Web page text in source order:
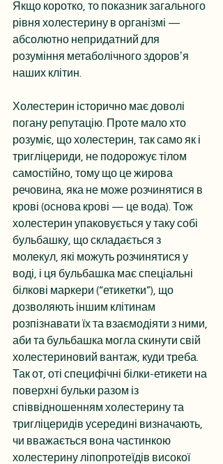
Якщо коротко, то показник загального
рівня холестерину в організмі —
абсолютно непридатний для
розуміння метаболічного здоровʼя
наших клітин.
Холестерин історично має доволі
погану репутацію. Проте мало хто
розуміє, що холестерин, так само як і
тригліцериди, не подорожує тілом
самостійно, тому що це жирова
речовина, яка не може розчинятися в
крові (основа крові — це вода). Тож
холестерин упаковується у таку собі
бульбашку, що складається з
молекул, які можуть розчинятися у
воді, і ця бульбашка має спеціальні
білкові маркери (“етикетки”), що
дозволяють іншим клітинам
розпізнавати їх та взаємодіяти з ними,
аби та бульбашка могла скинути свій
холестериновий вантаж, куди треба.
Так от, оті специфічні білки-етикети на
поверхні бульки разом із
співвідношенням холестерину та
тригліцеридів усередині визначають,
чи вважається вона частинкою
холестерину ліпопротеїдів високої